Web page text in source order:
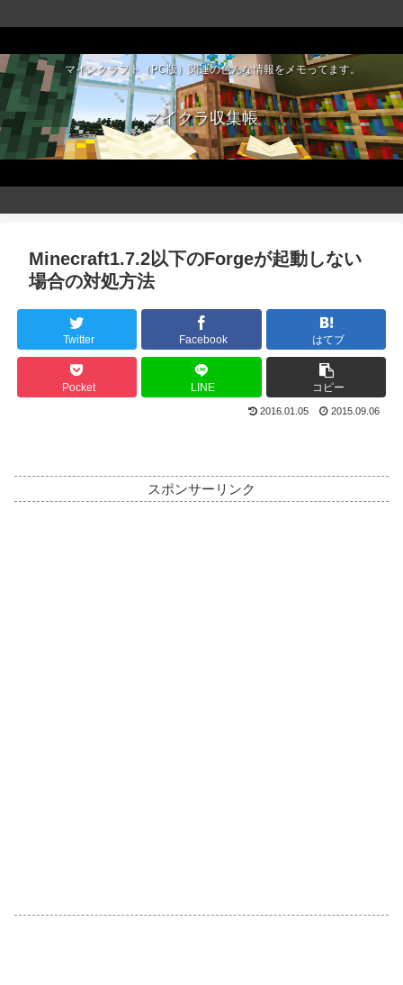
マインクラフト（PC版）関連の色んな情報をメモってます。
マイクラ収集帳
Minecraft1.7.2以下のForgeが起動しない
場合の対処方法
Twitter Facebook はてブ
Pocket LINE コピー
2016.01.05 2015.09.06
スポンサーリンク